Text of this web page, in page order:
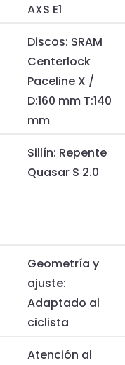
AXS E1
Discos: SRAM
Centerlock
Paceline X /
D:160 mm T:140
mm
Sillín: Repente
Quasar S 2.0
Geometría y
ajuste:
Adaptado al
ciclista
Atención al